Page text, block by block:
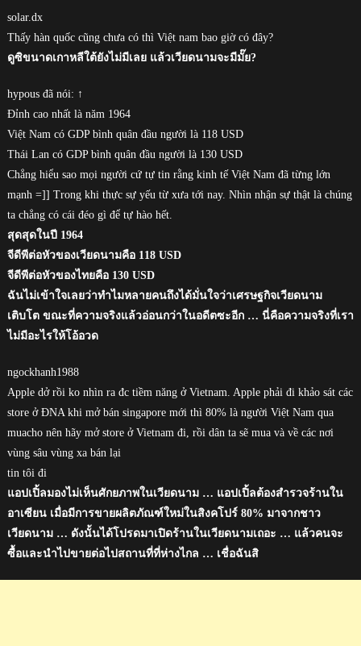
solar.dx
Thấy hàn quốc cũng chưa có thì Việt nam bao giờ có đây?
ดูซิขนาดเกาหลีใต้ยังไม่มีเลย แล้วเวียดนามจะมีมั๊ย?
hypous đã nói: ↑
Đỉnh cao nhất là năm 1964
Việt Nam có GDP bình quân đầu người là 118 USD
Thái Lan có GDP bình quân đầu người là 130 USD
Chẳng hiểu sao mọi người cứ tự tin rằng kinh tế Việt Nam đã từng lớn
mạnh =]] Trong khi thực sự yếu từ xưa tới nay. Nhìn nhận sự thật là chúng
ta chẳng có cái đéo gì để tự hào hết.
สุดสุดในปี 1964
จีดีพีต่อหัวของเวียดนามคือ 118 USD
จีดีพีต่อหัวของไทยคือ 130 USD
ฉันไม่เข้าใจเลยว่าทำไมหลายคนถึงได้มั่นใจว่าเศรษฐกิจเวียดนาม
เติบโต ขณะที่ความจริงแล้วอ่อนกว่าในอดีตซะอีก … นี่คือความจริงที่เรา
ไม่มีอะไรให้โอ้อวด
ngockhanh1988
Apple dở rồi ko nhìn ra đc tiềm năng ở Vietnam. Apple phải đi khảo sát các
store ở ĐNA khi mở bán singapore mới thì 80% là người Việt Nam qua
muacho nên hãy mở store ở Vietnam đi, rồi dân ta sẽ mua và về các nơi
vùng sâu vùng xa bán lại
tin tôi đi
แอปเปิ้ลมองไม่เห็นศักยภาพในเวียดนาม … แอปเปิ้ลต้องสำรวจร้านใน
อาเซียน เมื่อมีการขายผลิตภัณฑ์ใหม่ในสิงคโปร์ 80% มาจากชาว
เวียดนาม … ดังนั้นได้โปรดมาเปิดร้านในเวียดนามเถอะ … แล้วคนจะ
ซื้อและนำไปขายต่อไปสถานที่ที่ห่างไกล … เชื่อฉันสิ